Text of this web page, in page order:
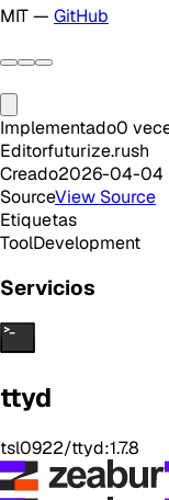
MIT — GitHub
Implementado0
Editorfuturize.rush
Creado2026-04-04
SourceView Source
Etiquetas
ToolDevelopment
Servicios
ttyd
tsl0922/ttyd:1.7.8